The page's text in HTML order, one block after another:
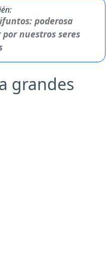
poderosa
nuestros seres
grandes